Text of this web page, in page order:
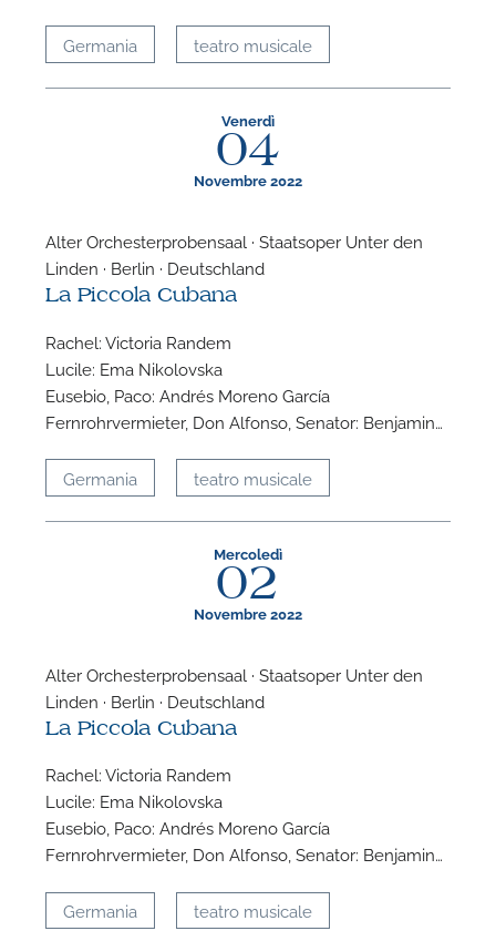
Germania teatro musicale
Venerdì
04
Novembre 2022
Alter Orchesterprobensaal · Staatsoper Unter den
Linden · Berlin · Deutschland
La Piccola Cubana
Rachel: Victoria Randem
Lucile: Ema Nikolovska
Eusebio, Paco: Andrés Moreno García
Fernrohrvermieter, Don Alfonso, Senator: Benjamin…
Germania teatro musicale
Mercoledì
02
Novembre 2022
Alter Orchesterprobensaal · Staatsoper Unter den
Linden · Berlin · Deutschland
La Piccola Cubana
Rachel: Victoria Randem
Lucile: Ema Nikolovska
Eusebio, Paco: Andrés Moreno García
Fernrohrvermieter, Don Alfonso, Senator: Benjamin…
Germania teatro musicale